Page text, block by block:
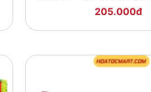
Acecook 30 gói
205.000đ